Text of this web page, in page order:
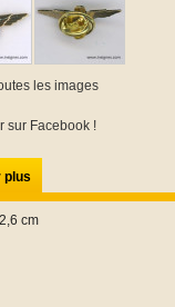
les images
sur Facebook !
plus
cm